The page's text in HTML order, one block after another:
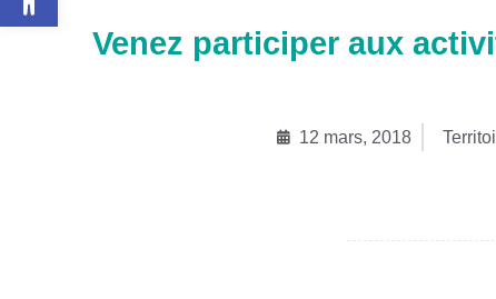
Venez participer aux
12 mars, 2018